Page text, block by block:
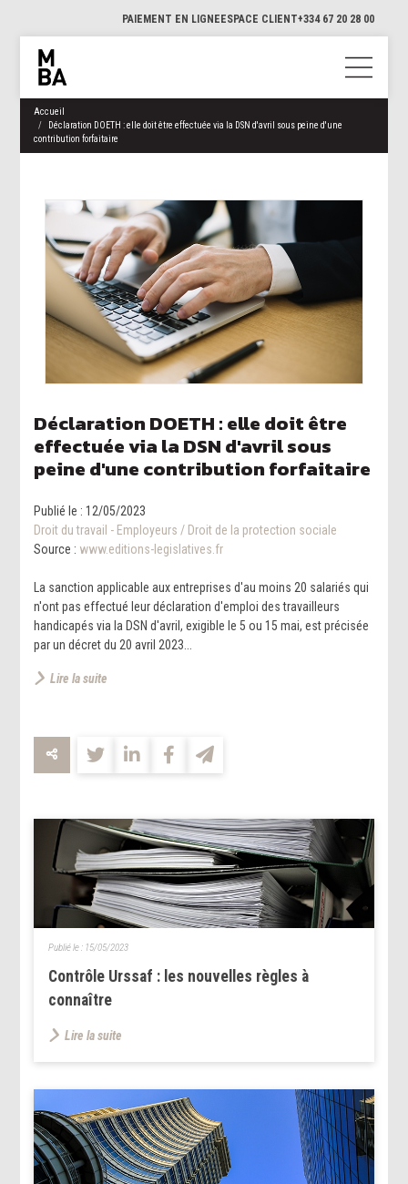
PAIEMENT EN LIGNEESPACE CLIENT+334 67 20 28 00
Accueil
Déclaration DOETH : elle doit être effectuée via la DSN d'avril sous peine d'une
contribution forfaitaire
Déclaration DOETH : elle doit être
effectuée via la DSN d'avril sous
peine d'une contribution forfaitaire
Publié le :12/05/2023
Droit du travail - Employeurs / Droit de la protection sociale
Source : www.editions-legislatives.fr
La sanction applicable aux entreprises d'au moins 20 salariés qui
n'ont pas effectué leur déclaration d'emploi des travailleurs
handicapés via la DSN d'avril, exigible le 5 ou 15 mai, est précisée
par un décret du 20 avril 2023...
Lire la suite
Contrôle Urssaf : les nouvelles règles à
connaître
Publié le : 15/05/2023
Lire la suite